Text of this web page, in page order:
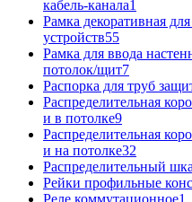
кабель-канала1
Рамка декоративная
устройств55
Рамка для ввода
потолок/щит7
Распорка для труб
Распределительная
и в потолке9
Распределительная
и на потолке32
Распределительный
Рейки профильные
Реле коммутационное1